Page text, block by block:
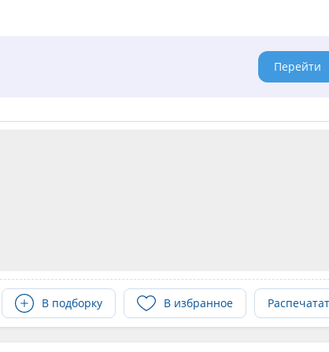
Перейти
В подборку В избранное